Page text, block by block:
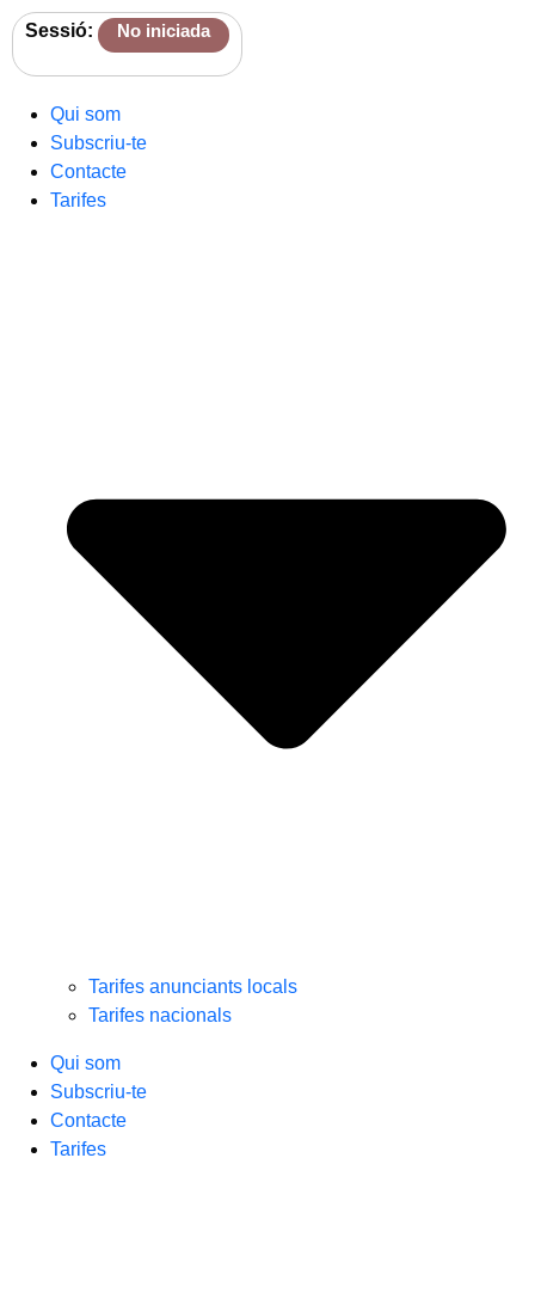
Sessió: No iniciada
Qui som
Subscriu-te
Contacte
Tarifes
Tarifes anunciants locals
Tarifes nacionals
Qui som
Subscriu-te
Contacte
Tarifes